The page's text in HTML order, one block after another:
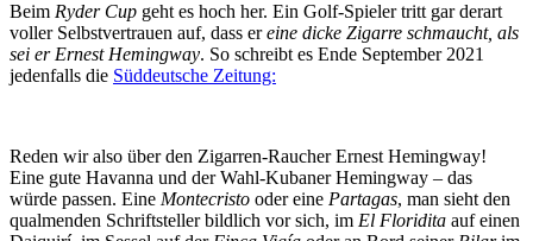
Beim Ryder Cup geht es hoch her. Ein Golf-Spieler tritt gar derart
voller Selbstvertrauen auf, dass ereine dicke Zigarre schmaucht, als
sei er Ernest Hemingway. So schreibt es Ende September 2021
jedenfalls die Süddeutsche Zeitung:
Reden wir also über den Zigarren-Raucher Ernest Hemingway!
Eine gute Havanna und der Wahl-Kubaner Hemingway – das
würde passen. Eine Montecristo oder eine Partagas, man sieht den
qualmenden Schriftsteller bildlich vor sich, im El Floridita auf einen